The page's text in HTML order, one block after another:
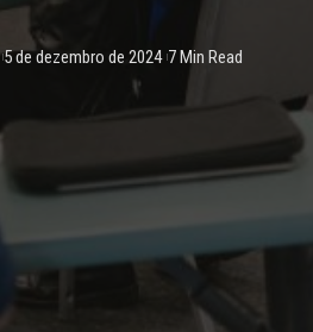
5 de dezembro de 2024 7 Min Read